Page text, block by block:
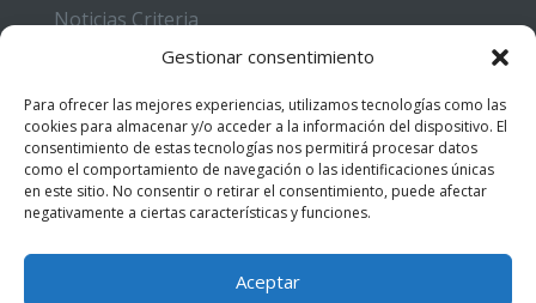
Gestionar consentimiento
Para ofrecer las mejores experiencias, utilizamos tecnologías como las
cookies para almacenar y/o acceder a la información del dispositivo. El
consentimiento de estas tecnologías nos permitirá procesar datos
como el comportamiento de navegación o las identificaciones únicas
en este sitio. No consentir o retirar el consentimiento, puede afectar
negativamente a ciertas características y funciones.
Aceptar
Noticias Criteria
CAMPUS CRITERIA
Formación
Publicaciones
Acceso Videotutoriales
CONTACTO